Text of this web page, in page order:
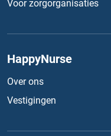
Voor zorgorganisaties
HappyNurse
Over ons
Vestigingen